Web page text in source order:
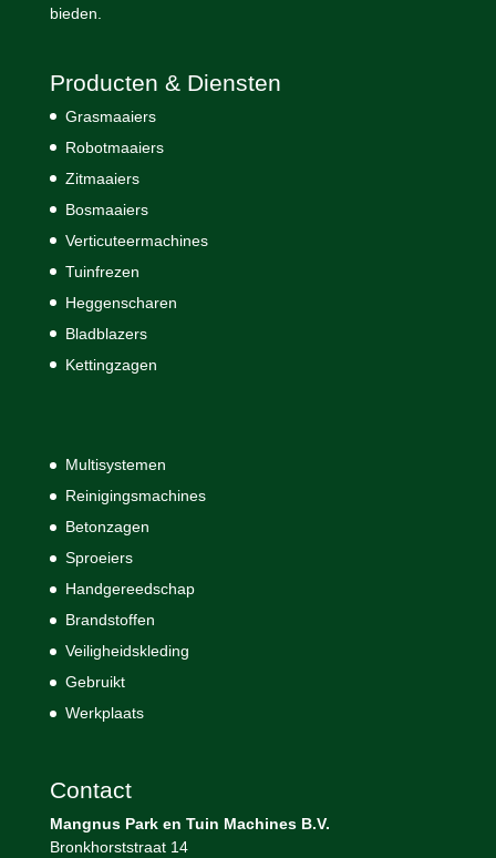
bieden.
Producten & Diensten
Grasmaaiers
Robotmaaiers
Zitmaaiers
Bosmaaiers
Verticuteermachines
Tuinfrezen
Heggenscharen
Bladblazers
Kettingzagen
Multisystemen
Reinigingsmachines
Betonzagen
Sproeiers
Handgereedschap
Brandstoffen
Veiligheidskleding
Gebruikt
Werkplaats
Contact
Mangnus Park en Tuin Machines B.V.
Bronkhorststraat 14